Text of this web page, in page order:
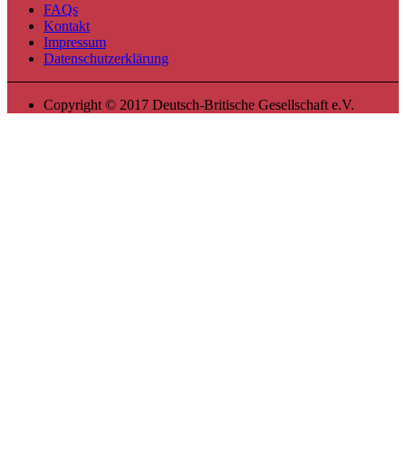
FAQs
Kontakt
Impressum
Datenschutzerklärung
Copyright © 2017 Deutsch-Britische Gesellschaft e.V.